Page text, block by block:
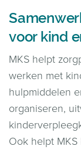
voor kind
MKS helpt
werken met
hulpmiddelen
organiseren,
Ook helpt